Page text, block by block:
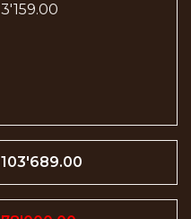
3'159.00
103'689.00